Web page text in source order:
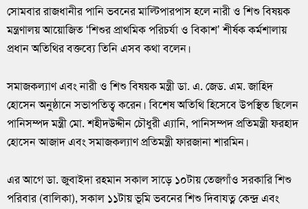
সোমবার রাজধানীর পানি ভবনের মাল্টিপারপাস হলে নারী ও শিশু বিষয়ক
মন্ত্রণালয় আয়োজিত ‘শিশুর প্রাথমিক পরিচর্যা ও বিকাশ’ শীর্ষক কর্মশালায়
প্রধান অতিথির বক্তব্যে তিনি এসব কথা বলেন।
সমাজকল্যাণ এবং নারী ও শিশু বিষয়ক মন্ত্রী ডা. এ. জেড. এম. জাহিদ
হোসেন অনুষ্ঠানে সভাপতিত্ব করেন। বিশেষ অতিথি হিসেবে উপস্থিত ছিলেন
পানিসম্পদ মন্ত্রী মো. শহীদউদ্দীন চৌধুরী এ্যানি, পানিসম্পদ প্রতিমন্ত্রী ফরহাদ
হোসেন আজাদ এবং সমাজকল্যাণ প্রতিমন্ত্রী ফারজানা শারমিন।
এর আগে ডা. জুবাইদা রহমান সকাল সাড়ে ১০টায় তেজগাঁও সরকারি শিশু
পরিবার (বালিকা), সকাল ১১টায় ভূমি ভবনের শিশু দিবাযত্ন কেন্দ্র এবং